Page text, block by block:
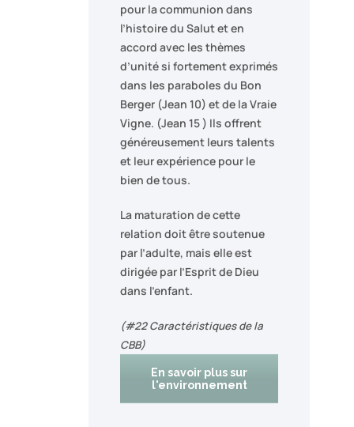
pour la communion dans
l’histoire du Salut et en
accord avec les thèmes
d’unité si fortement exprimés
dans les paraboles du Bon
Berger (Jean 10) et de la Vraie
Vigne. (Jean 15 ) Ils offrent
généreusement leurs talents
et leur expérience pour le
bien de tous.
La maturation de cette
relation doit être soutenue
par l’adulte, mais elle est
dirigée par l’Esprit de Dieu
dans l’enfant.
(#22 Caractéristiques de la
CBB)
En savoir plus sur
l'environnement